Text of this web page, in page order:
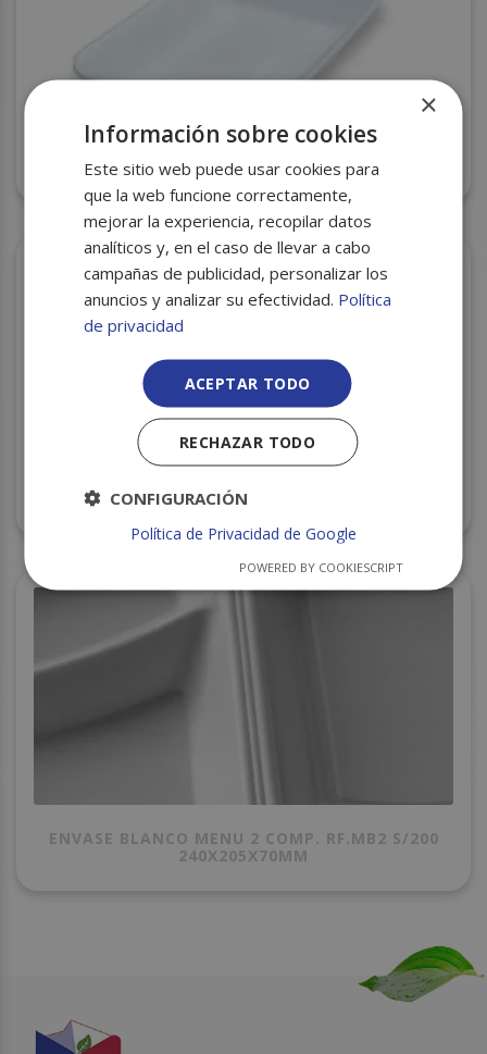
BANDEJA CORCHO 167 (89) 250X175X35 S/650
BANDEJA CORCHO 73EP (79) 225X135X36 S/500
ENVASE BLANCO MENU 2 COMP. RF.MB2 S/200
240X205X70MM
×
Información sobre cookies
Este sitio web puede usar cookies para
que la web funcione correctamente,
mejorar la experiencia, recopilar datos
analíticos y, en el caso de llevar a cabo
campañas de publicidad, personalizar los
anuncios y analizar su efectividad. Política
de privacidad
ACEPTAR TODO
RECHAZAR TODO
CONFIGURACIÓN
Política de Privacidad de Google
POWERED BY COOKIESCRIPT